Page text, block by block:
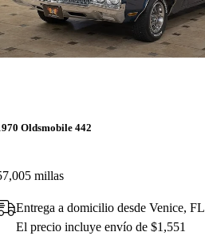
Oldsmobile 442
millas
Entrega a domicilio desde Venice, FL
El precio incluye envío de $1,551